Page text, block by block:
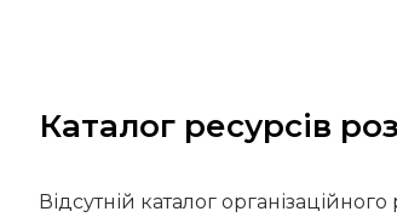
Каталог ресурсів
Відсутній каталог